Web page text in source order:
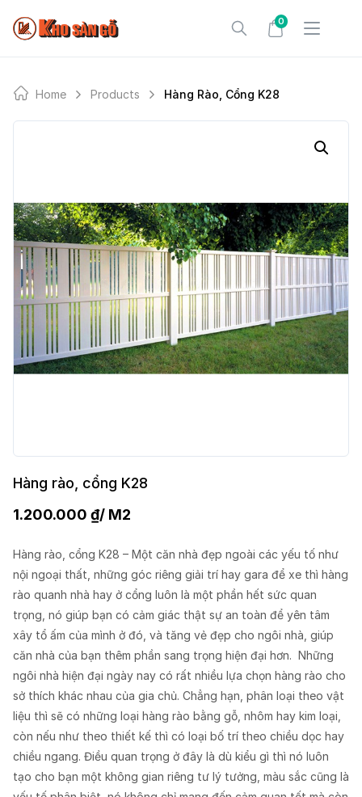
0
Home Products Hàng Rào, Cổng K28
Hàng rào, cổng K28
1.200.000 ₫/ M2
Hàng rào, cổng K28 – Một căn nhà đẹp ngoài các yếu tố như
nội ngoại thất, những góc riêng giải trí hay gara để xe thì hàng
rào quanh nhà hay ở cổng luôn là một phần hết sức quan
trọng, nó giúp bạn có cảm giác thật sự an toàn để yên tâm
xây tổ ấm của mình ở đó, và tăng vẻ đẹp cho ngôi nhà, giúp
căn nhà của bạn thêm phần sang trọng hiện đại hơn. Những
ngôi nhà hiện đại ngày nay có rất nhiều lựa chọn hàng rào cho
sở thích khác nhau của gia chủ. Chẳng hạn, phân loại theo vật
liệu thì sẽ có những loại hàng rào bằng gỗ, nhôm hay kim loại,
còn nếu như theo thiết kế thì có loại bố trí theo chiều dọc hay
chiều ngang. Điều quan trọng ở đây là dù kiểu gì thì nó luôn
tạo cho bạn một không gian riêng tư lý tưởng, màu sắc cũng là